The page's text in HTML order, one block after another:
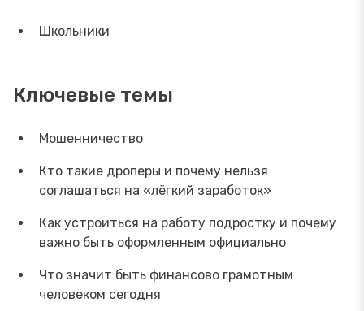
Школьники
Ключевые темы
Мошенничество
Кто такие дроперы и почему нельзя
соглашаться на «лёгкий заработок»
Как устроиться на работу подростку и почему
важно быть оформленным официально
Что значит быть финансово грамотным
человеком сегодня